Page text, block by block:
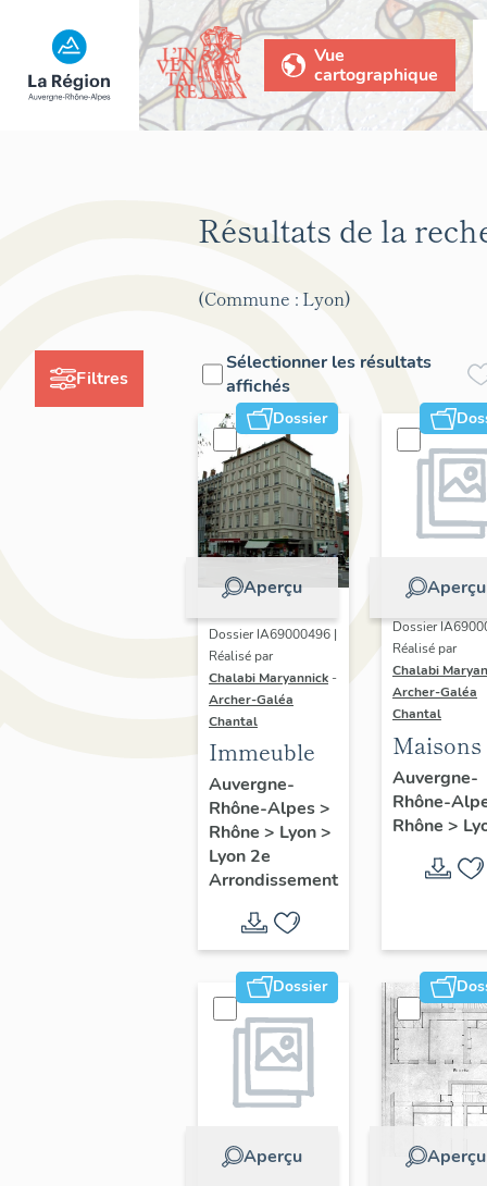
Vue
cartographique
Filtres
Résultats de la
(Commune : Lyon)
Sélectionner les résultats
affichés
Dossier
Aperçu
Dossier IA69000496 |
Réalisé par
Chalabi Maryannick -
Archer-Galéa
Chantal
Immeuble
Auvergne-
Rhône-Alpes>
Rhône > Lyon>
Lyon 2e
Arrondissement
Aperçu
Dossier
Réalisé par
Chalabi
Archer-Galéa
Chantal
Maisons
Auvergne-
Rhône-
Rhône >
Dossier
Aperçu Aperçu